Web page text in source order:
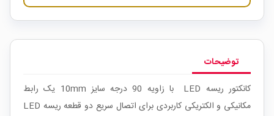
توضیحات
کانکتور ریسه LED با زاویه 90 درجه سایز 10mm یک رابط
مکانیکی و الکتریکی کاربردی برای اتصال سریع دو قطعه ریسه LED